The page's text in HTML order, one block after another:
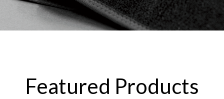
Featured Products